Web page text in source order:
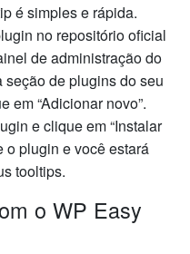
é simples e rápida.
no repositório oficial
de administração do
de plugins do seu
em “Adicionar novo”.
e clique em “Instalar
o plugin e você estará
tooltips.
o WP Easy